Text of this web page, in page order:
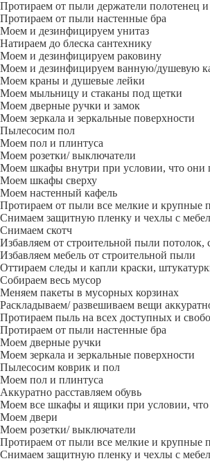
Протираем от пыли держатели полотенец и
Протираем от пыли настенные бра
Моем и дезинфицируем унитаз
Натираем до блеска сантехнику
Моем и дезинфицируем раковину
Моем и дезинфицируем ванную/душевую
Моем краны и душевые лейки
Моем мыльницу и стаканы под щетки
Моем дверные ручки и замок
Моем зеркала и зеркальные поверхности
Пылесосим пол
Моем пол и плинтуса
Моем розетки/ выключатели
Моем шкафы внутри при условии, что они
Моем шкафы сверху
Моем настенный кафель
Протираем от пыли все мелкие и крупные
Снимаем защитную пленку и чехлы с
Снимаем скотч
Избавляем от строительной пыли потолок,
Избавляем мебель от строительной пыли
Оттираем следы и капли краски,
Собираем весь мусор
Меняем пакеты в мусорных корзинах
Раскладываем/ развешиваем вещи
Протираем пыль на всех доступных и
Протираем от пыли настенные бра
Моем дверные ручки
Моем зеркала и зеркальные поверхности
Пылесосим коврик и пол
Моем пол и плинтуса
Аккуратно расставляем обувь
Моем все шкафы и ящики при условии,
Моем двери
Моем розетки/ выключатели
Протираем от пыли все мелкие и крупные
Снимаем защитную пленку и чехлы с